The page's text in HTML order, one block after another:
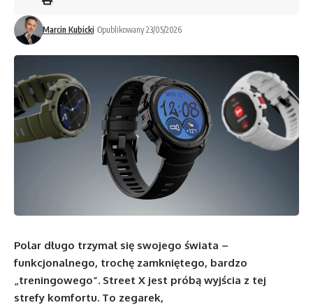
Marcin Kubicki Opublikowany 23/05/2026
Polar długo trzymał się swojego świata –
funkcjonalnego, trochę zamkniętego, bardzo
„treningowego”. Street X jest próbą wyjścia z tej
strefy komfortu. To zegarek,